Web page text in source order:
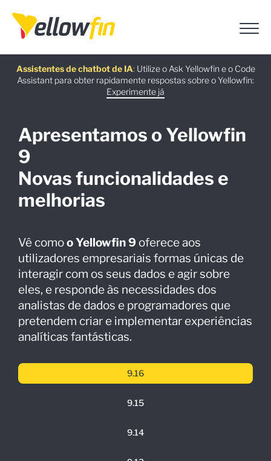
Webinar a pedido:
Ver agora
Última versão
Saber mais
Guia gratuito:
Descarregar já
Assistentes de chatbot de IA: Utilize o Ask Yellowfin e o Code
Assistant para obter rapidamente respostas sobre o Yellowfin:
Experimente já
Apresentamos o Yellowfin
9
Novas funcionalidades e
melhorias
Vê comoo Yellowfin 9 oferece aos
utilizadores empresariais formas únicas de
interagir com os seus dados e agir sobre
eles, e responde às necessidades dos
analistas de dados e programadores que
pretendem criar e implementar experiências
analíticas fantásticas.
9.16
9.15
9.14